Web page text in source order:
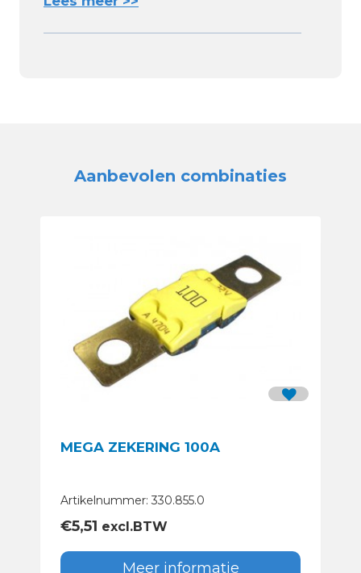
Aanbevolen combinaties
MEGA ZEKERING 100A
Artikelnummer: 330.855.0
€5,51 excl.BTW
Meer informatie